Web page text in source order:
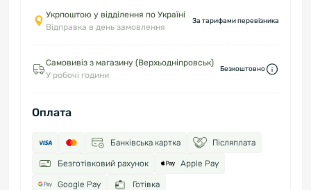
Укрпоштою у відділення по Україні
Відправка в день замовлення
За тарифами перевізника
Самовивіз з магазину (Верхьодніпровськ)
У робочі години
Безкоштовно
Оплата
Банківська картка Післяплата
Безготівковий рахунок Apple Pay
Google Pay Готівка